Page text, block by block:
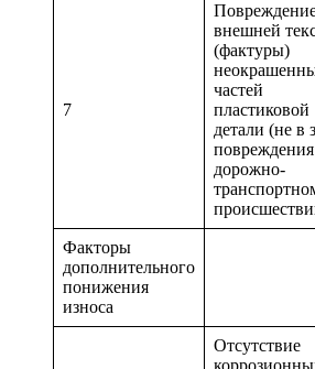
7
внешней
(фактуры)
частей
пластиковой
детали (не в
дорожно-
Факторы
дополнительного
понижения
износа
Отсутствие